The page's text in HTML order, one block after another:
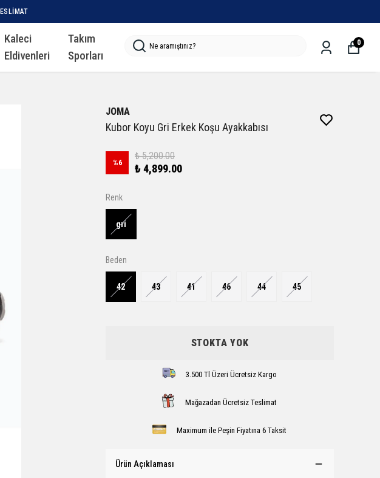
Kaleci
Eldivenleri
Takım
Sporları
0
JOMA
Kubor Koyu Gri Erkek Koşu Ayakkabısı
%6
₺ 5,200.00
₺ 4,899.00
Renk
gri
Beden
42 43 41 46 44 45
STOKTA YOK
3.500 Tl Üzeri Ücretsiz Kargo
Mağazadan Ücretsiz Teslimat
Maximum ile Peşin Fiyatına 6 Taksit
Ürün Açıklaması